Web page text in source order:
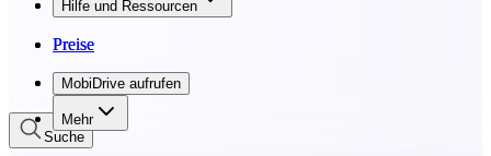
Hilfe und Ressourcen
Preise
MobiDrive aufrufen
Mehr
Hilfe und Ressourcen
Preise
MobiDrive aufrufen
Suche